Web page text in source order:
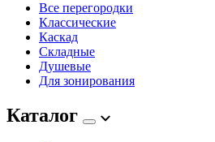
Все перегородки
Классические
Каскад
Складные
Душевые
Для зонирования
Каталог